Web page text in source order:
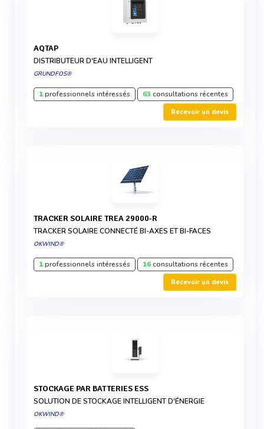
AQTAP
DISTRIBUTEUR D'EAU INTELLIGENT
GRUNDFOS®
1professionnels intéressés 63 consultations récentes
Recevoir un devis
TRACKER SOLAIRE TREA 29000-R
TRACKER SOLAIRE CONNECTÉ BI-AXES ET BI-FACES
OKWIND®
1professionnels intéressés 16consultations récentes
Recevoir un devis
STOCKAGE PAR BATTERIES ESS
SOLUTION DE STOCKAGE INTELLIGENT D'ÉNERGIE
OKWIND®